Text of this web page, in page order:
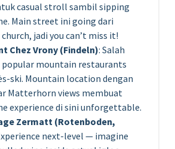
casual stroll sambil sipping
Main street ini going dari
jadi you can’t miss it!
Chez Vrony (Findeln): Salah
mountain restaurants
ski. Mountain location dengan
Matterhorn views membuat
experience di sini unforgettable.
Zermatt (Rotenboden,
next-level — imagine